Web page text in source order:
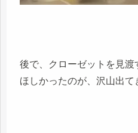
後で、クローゼットを見渡
ほしかったのが、沢山出て